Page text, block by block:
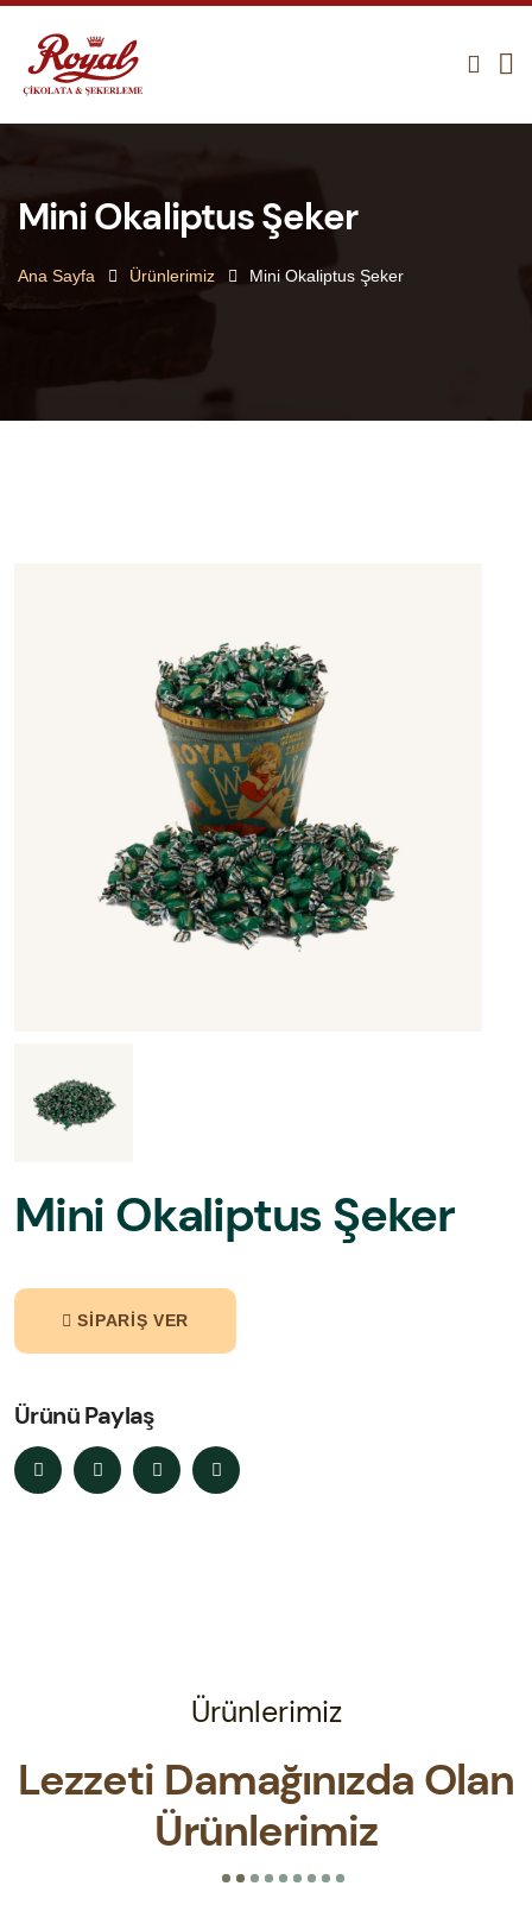
Mini Okaliptus Şeker
Ana Sayfa Ürünlerimiz Mini Okaliptus Şeker
Mini Okaliptus Şeker
SIPARIŞ VER
Ürünü Paylaş
Ürünlerimiz
Lezzeti Damağınızda Olan
Ürünlerimiz